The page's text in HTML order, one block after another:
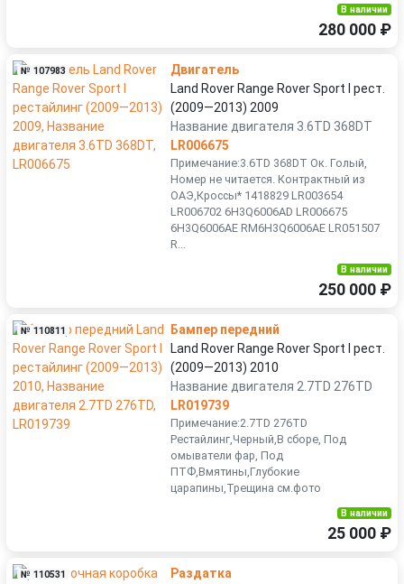
В наличии
280 000 ₽
№ 107983
Двигатель
Land Rover Range Rover Sport I рест.
(2009—2013) 2009
Название двигателя 3.6TD 368DT
LR006675
Примечание:3.6TD 368DT Ок. Голый,
Номер не читается. Контрактный из
ОАЭ,Кроссы* 1418829 LR003654
LR006702 6Н3Q6006АD LR006675
6H3Q6006AЕ RM6Н3Q6006AЕ LR051507
R...
В наличии
250 000 ₽
№ 110811
Бампер передний
Land Rover Range Rover Sport I рест.
(2009—2013) 2010
Название двигателя 2.7TD 276TD
LR019739
Примечание:2.7TD 276TD
Рестайлинг,Черный,В сборе, Под
омыватели фар, Под
ПТФ,Вмятины,Глубокие
царапины,Трещина см.фото
В наличии
25 000 ₽
№ 110531
Раздатка